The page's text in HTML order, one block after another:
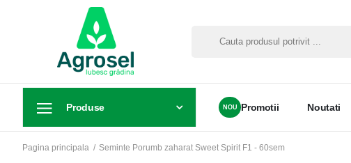
Produse Promotii Noutati
Pagina principala Seminte Porumb zaharat Sweet Spirit F1 - 60sem